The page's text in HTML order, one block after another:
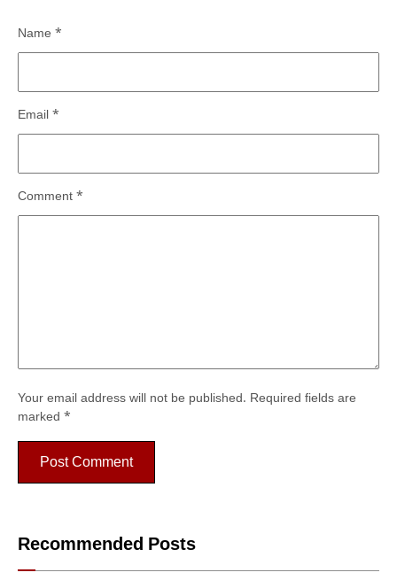
Your email address will not be published. Required fields are
marked *
Comment *
Name *
Email *
Recommended Posts